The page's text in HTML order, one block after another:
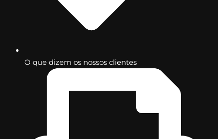
O que dizem os nossos clientes